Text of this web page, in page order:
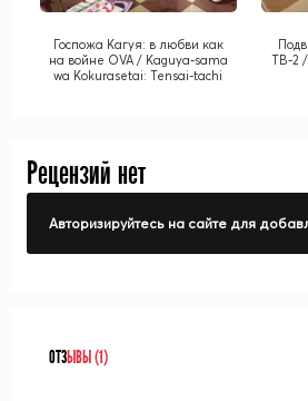
Госпожа Кагуя: в любви как
на войне OVA / Kaguya-sama
wa Kokurasetai: Tensai-tachi
ТВ-2 /
Рецензий нет
Авторизируйтесь на сайте для
ОТЗЫВЫ (1)